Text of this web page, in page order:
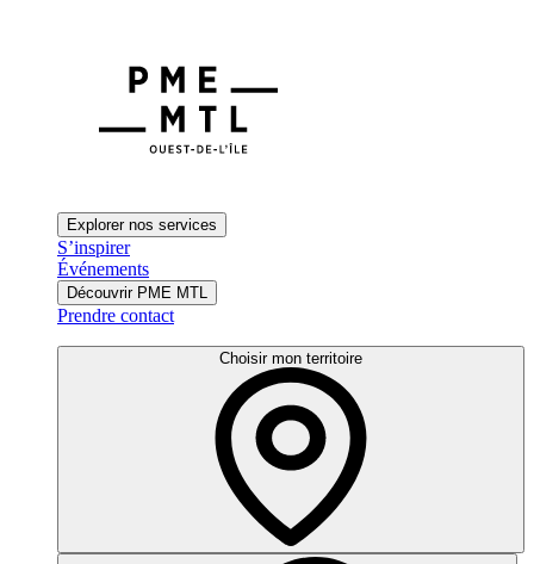
Explorer nos services
S’inspirer
Événements
Découvrir PME MTL
Prendre contact
Choisir mon territoire